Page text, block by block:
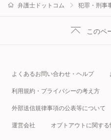
弁護士ドットコム 犯罪・刑事
このペ
よくあるお問い合わせ・ヘルプ
利用規約・プライバシーの考え方
外部送信規律事項の公表等について
運営会社 オプトアウトに関する